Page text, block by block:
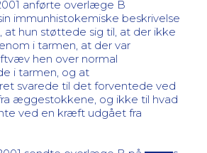
anførte overlæge B
immunhistokemiske beskrivelse
at hun støttede sig til, at der ikke
i tarmen, at der var
hen over normal
i tarmen, og at
svarede til det forventede ved
æggestokkene, og ikke til hvad
ved en kræft udgået fra